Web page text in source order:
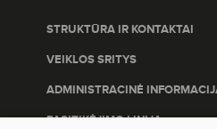
STRUKTŪRA IR KONTAKTAI
VEIKLOS SRITYS
ADMINISTRACINĖ
PASITIKĖJIMO LINIJA